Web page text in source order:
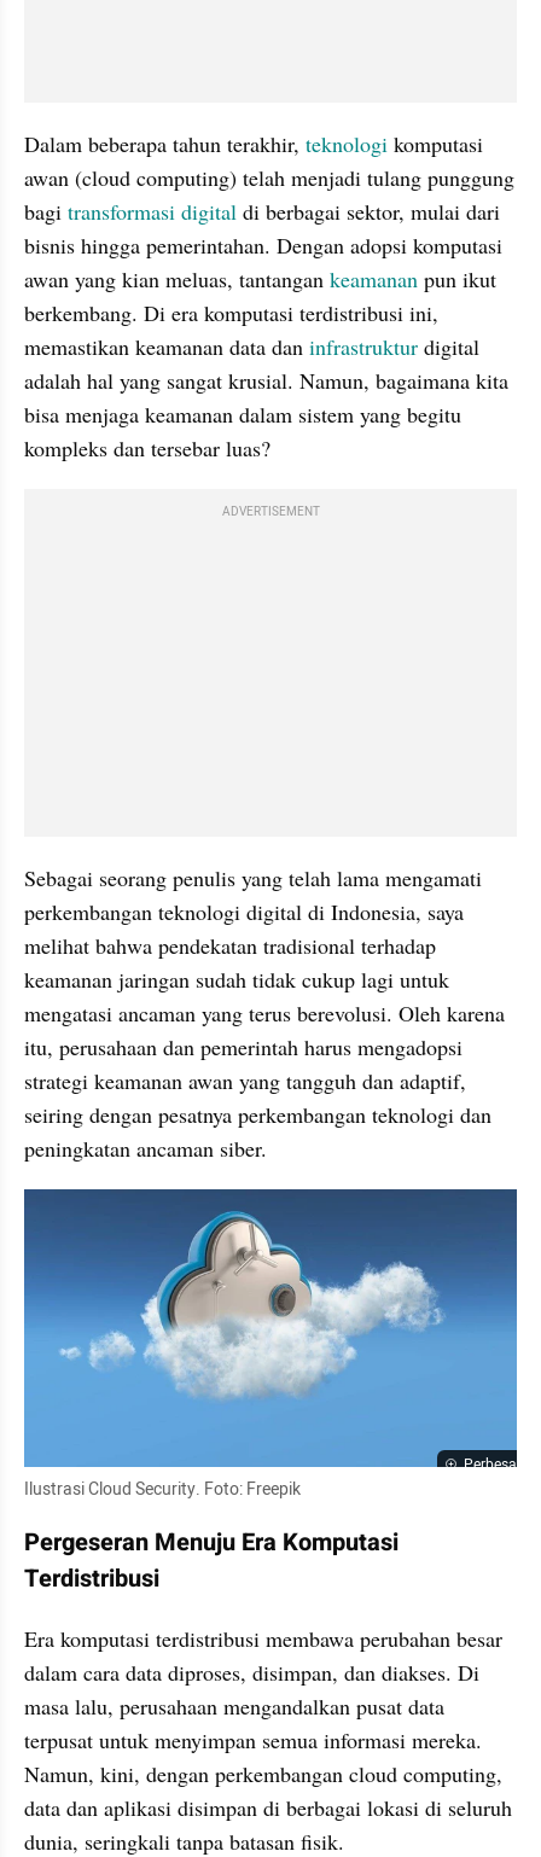
Dalam beberapa tahun terakhir, teknologi komputasi
awan (cloud computing) telah menjadi tulang punggung
bagi transformasi digital di berbagai sektor, mulai dari
bisnis hingga pemerintahan. Dengan adopsi komputasi
awan yang kian meluas, tantangan keamanan pun ikut
berkembang. Di era komputasi terdistribusi ini,
memastikan keamanan data dan infrastruktur digital
adalah hal yang sangat krusial. Namun, bagaimana kita
bisa menjaga keamanan dalam sistem yang begitu
kompleks dan tersebar luas?
ADVERTISEMENT
Sebagai seorang penulis yang telah lama mengamati
perkembangan teknologi digital di Indonesia, saya
melihat bahwa pendekatan tradisional terhadap
keamanan jaringan sudah tidak cukup lagi untuk
mengatasi ancaman yang terus berevolusi. Oleh karena
itu, perusahaan dan pemerintah harus mengadopsi
strategi keamanan awan yang tangguh dan adaptif,
seiring dengan pesatnya perkembangan teknologi dan
peningkatan ancaman siber.
Perbesar
Ilustrasi Cloud Security. Foto: Freepik
Pergeseran Menuju Era Komputasi
Terdistribusi
Era komputasi terdistribusi membawa perubahan besar
dalam cara data diproses, disimpan, dan diakses. Di
masa lalu, perusahaan mengandalkan pusat data
terpusat untuk menyimpan semua informasi mereka.
Namun, kini, dengan perkembangan cloud computing,
data dan aplikasi disimpan di berbagai lokasi di seluruh
dunia, seringkali tanpa batasan fisik.